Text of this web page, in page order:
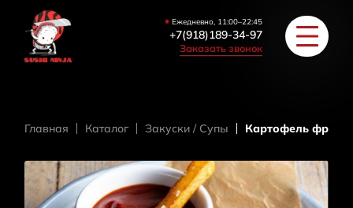
Ежедневно, 11:00–22:45
+7(918)189-34-97
Заказать звонок
ПИЦЦА/БУРГЕРЫ
Главная Каталог Закуски / Супы Картофель фри с